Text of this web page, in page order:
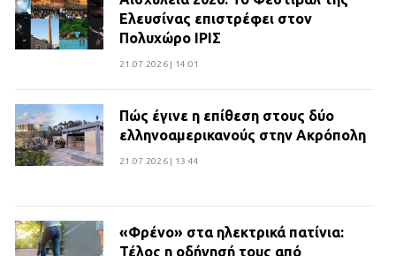
Ελευσίνας επιστρέφει στον
Πολυχώρο ΙΡΙΣ
21.07.2026 | 14:01
Πώς έγινε η επίθεση στους δύο
ελληνοαμερικανούς στην Ακρόπολη
21.07.2026 | 13:44
«Φρένο» στα ηλεκτρικά πατίνια:
Τέλος η οδήγησή τους από